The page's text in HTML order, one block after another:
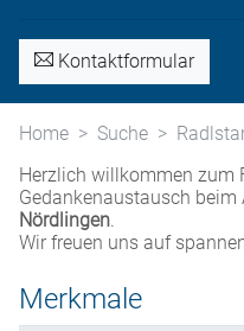
Kontaktformular
Home Suche
Herzlich willkommen zum
Gedankenaustausch beim
Nördlingen.
Wir freuen uns auf
Merkmale